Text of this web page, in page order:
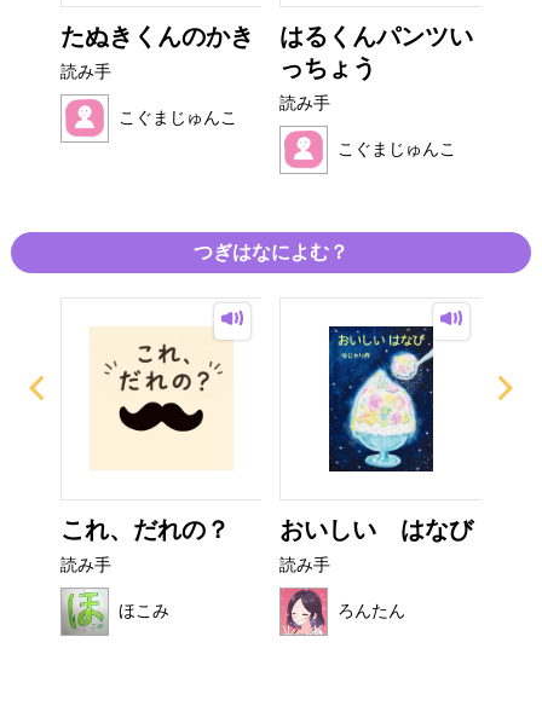
たぬきくんのかき
読み手
こぐまじゅんこ
はるくんパンツい
っちょう
読み手
こぐまじゅんこ
つぎはなによむ？
これ、だれの？
読み手
ほこみ
おいしい はなび
読み手
ろんたん